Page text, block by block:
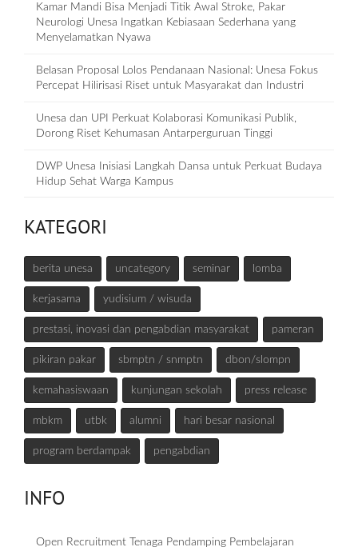
Kamar Mandi Bisa Menjadi Titik Awal Stroke, Pakar
Neurologi Unesa Ingatkan Kebiasaan Sederhana yang
Menyelamatkan Nyawa
Belasan Proposal Lolos Pendanaan Nasional: Unesa Fokus
Percepat Hilirisasi Riset untuk Masyarakat dan Industri
Unesa dan UPI Perkuat Kolaborasi Komunikasi Publik,
Dorong Riset Kehumasan Antarperguruan Tinggi
DWP Unesa Inisiasi Langkah Dansa untuk Perkuat Budaya
Hidup Sehat Warga Kampus
KATEGORI
berita unesa uncategory seminar lomba
kerjasama yudisium / wisuda
prestasi, inovasi dan pengabdian masyarakat pameran
pikiran pakar sbmptn / snmptn dbon/slompn
kemahasiswaan kunjungan sekolah press release
mbkm utbk alumni hari besar nasional
program berdampak pengabdian
INFO
Open Recruitment Tenaga Pendamping Pembelajaran